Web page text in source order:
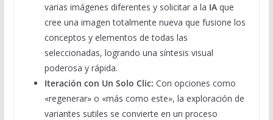
varias imágenes diferentes y solicitar a la IAque
cree una imagen totalmente nueva que fusione los
conceptos y elementos de todas las
seleccionadas, logrando una síntesis visual
poderosa y rápida.
Iteración con Un Solo Clic: Con opciones como
«regenerar» o «más como este», la exploración de
variantes sutiles se convierte en un proceso